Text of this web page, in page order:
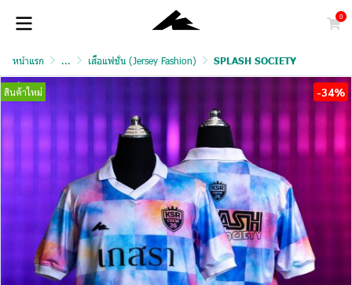
0
หน้าแรก ... เสื้อแฟชั่น (Jersey Fashion) SPLASH SOCIETY
สินค้าใหม่ -34%